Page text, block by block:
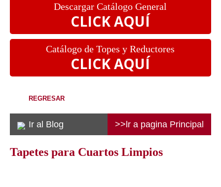
Descargar Catálogo General
CLICK AQUÍ
Catálogo de Topes y Reductores
CLICK AQUÍ
REGRESAR
Ir al Blog >>lr a pagina Principal
Tapetes para Cuartos Limpios